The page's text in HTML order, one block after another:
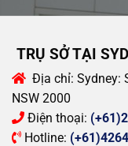
TRỤ SỞ TẠI
Địa chỉ: Sydney:
NSW 2000
Điện thoại:
Hotline: